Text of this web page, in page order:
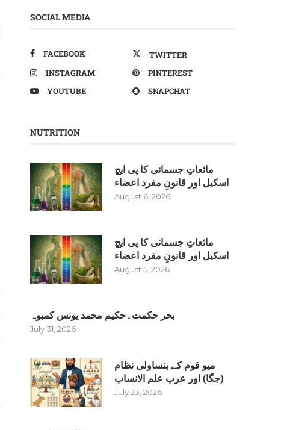
SOCIAL MEDIA
FACEBOOK
TWITTER
INSTAGRAM
PINTEREST
YOUTUBE
SNAPCHAT
NUTRITION
مائعاتِ جسمانی کا پی ایچ
اسکیل اور قانونِ مفرد اعضاء
August 6, 2026
مائعاتِ جسمانی کا پی ایچ
اسکیل اور قانونِ مفرد اعضاء
August 5, 2026
بحر حکمت۔حکیم محمد یونس کمبوہ
July 31, 2026
میو قوم کے بنساولی نظام
(جگا) اور عرب علم الانساب
July 23, 2026